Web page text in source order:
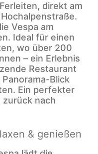
direkt am
Vespa am
Ideal für einen
wo über 200
– ein Erlebnis
Restaurant
Blick
Ein perfekter
nach
& genießen